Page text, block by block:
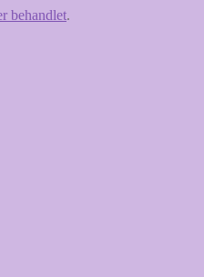
behandlet.